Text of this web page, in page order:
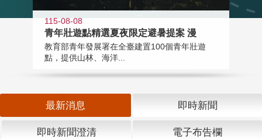
115-08-08
青年壯遊點精選夏夜限定避暑提案 漫
教育部青年發展署在全臺建置100個青年壯遊
點，提供山林、海洋...
最新消息 即時新聞
即時新聞澄清 電子布告欄